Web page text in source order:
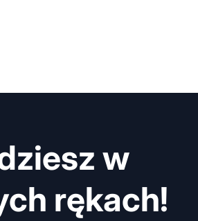
w
rękach!